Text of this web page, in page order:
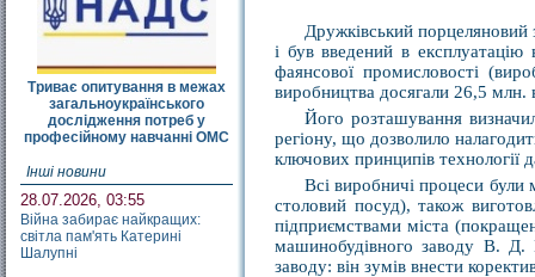
Триває опитування в межах
загальноукраїнського
дослідження потреб у
професійному навчанні ОМС
Інші новини
28.07.2026, 03:55
Війна забирає найкращих:
світла пам'ять Катерині
Шалупні
Дружківський порцеляновий
і був введений в
фаянсової промисловості
виробництва досягали 26,5 млн.
Його розташування
регіону, що дозволило
ключових принципів технології
Всі виробничі процеси були
столовий посуд), також
підприємствами міста
машинобудівного заводу В. Д.
заводу: він зумів внести